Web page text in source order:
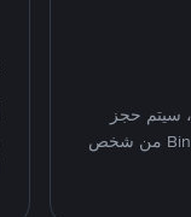
حجز
الأصل الرقمي في الضمان لدى منصّة Binance من شخص